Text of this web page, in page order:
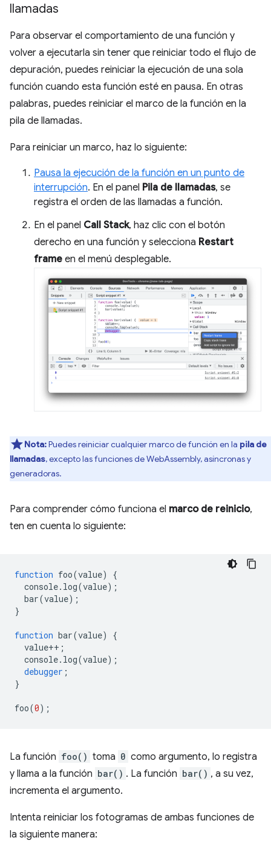
llamadas
Para observar el comportamiento de una función y
volver a ejecutarla sin tener que reiniciar todo el flujo de
depuración, puedes reiniciar la ejecución de una sola
función cuando esta función esté en pausa. En otras
palabras, puedes reiniciar el marco de la función en la
pila de llamadas.
Para reiniciar un marco, haz lo siguiente:
Pausa la ejecución de la función en un punto de
interrupción. En el panel Pila de llamadas, se
registra el orden de las llamadas a función.
En el panel Call Stack, haz clic con el botón
derecho en una función y selecciona Restart
frame en el menú desplegable.
Nota:Puedes reiniciar cualquier marco de función en la pila de
llamadas, excepto las funciones de WebAssembly, asíncronas y
generadoras.
Para comprender cómo funciona el marco de reinicio,
ten en cuenta lo siguiente:
function foo(value)
{
console. log(value);
bar(value);
}
function bar(value)
{
value++ ;
console. log(value);
debugger ;
}
foo(0);
La función foo() toma 0 como argumento, lo registra
y llama a la función bar() . La función bar() , a su vez,
incrementa el argumento.
Intenta reiniciar los fotogramas de ambas funciones de
la siguiente manera: